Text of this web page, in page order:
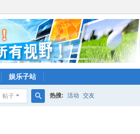
娱乐子站
帖子 热搜: 活动 交友